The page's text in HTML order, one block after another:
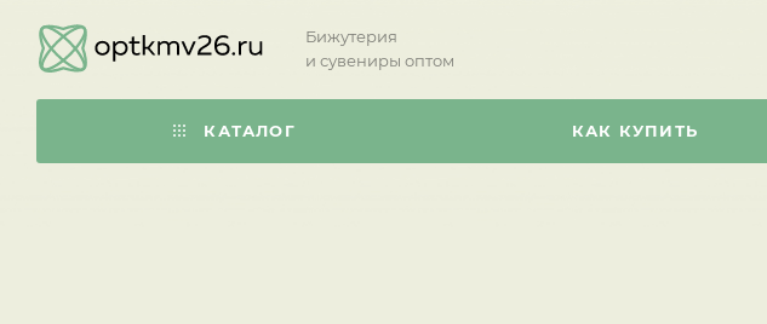
Бижутерия
и сувениры оптом
КАТАЛОГ КАК КУПИТЬ